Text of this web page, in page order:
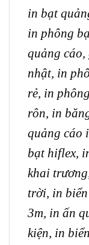
in bạt
in phông
quảng cáo,
nhật, in
rẻ, in
rôn, in
quảng cáo
bạt hiflex,
khai
trời, in
3m, in ấn
kiện, in